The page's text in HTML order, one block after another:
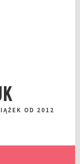
OD 2012